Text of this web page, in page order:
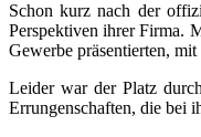
Schon kurz nach der
Perspektiven ihrer Firma.
Gewerbe präsentierten,
Leider war der Platz
Errungenschaften, die bei